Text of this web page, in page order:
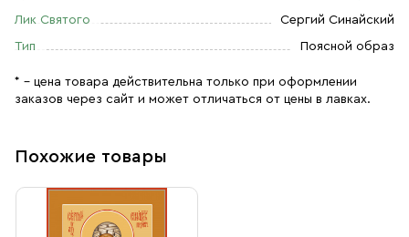
Лик Святого Сергий Синайский
Тип Поясной образ
* – цена товара действительна только при оформлении
заказов через сайт и может отличаться от цены в лавках.
Похожие товары